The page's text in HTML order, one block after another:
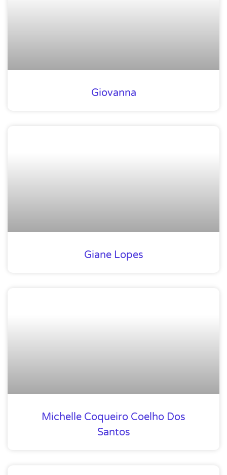
Giovanna
Giane Lopes
Michelle Coqueiro Coelho Dos
Santos